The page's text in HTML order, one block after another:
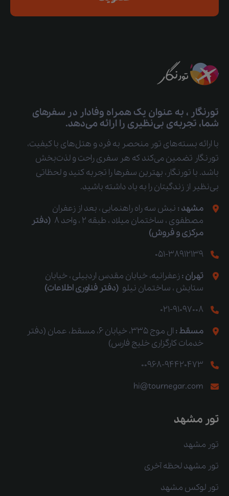
تورنگار ، به عنوان یک همراه وفادار در سفرهای
شما، تجربه‌ی بی‌نظیری را ارائه می‌دهد.
با ارائه بسته‌های تور منحصر به فرد و هتل‌های با کیفیت،
تورنگار تضمین می‌کند که هر سفری راحت و لذت‌بخش
باشد. با تورنگار، بهترین سفرها را تجربه کنید و لحظاتی
بی‌نظیر از زندگیتان را به یاد داشته باشید.
مشهد : نبش سه راه راهنمایی ، بعد از زعفران
مصطفوی ، ساختمان میلاد ، طبقه 2 ، واحد 8
(دفتر
مرکزی و فروش)
051-38912139
تهران :زعفرانیه، خیابان مقدس اردبیلی ، خیابان
ستایش ، ساختمان نیلو (دفتر فناوری اطلاعات)
021-91097008
مسقط :
ال موج 335، خیابان 6، مسقط، عمان (دفتر
خدمات کارگزاری خلیج فارس)
00968-94420473
hi@tournegar.com
تور مشهد
تور مشهد
تور مشهد لحظه آخری
تور لوکس مشهد